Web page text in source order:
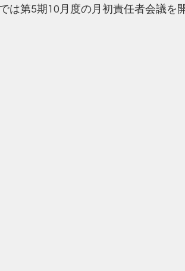
は第5期10月度の月初責任者会議を